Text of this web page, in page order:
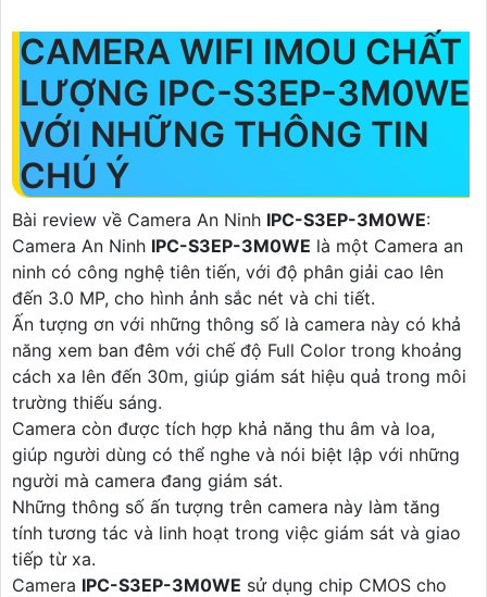
CAMERA WIFI IMOU CHẤT
LƯỢNG IPC-S3EP-3M0WE
VỚI NHỮNG THÔNG TIN
CHÚ Ý
Bài review về Camera An Ninh IPC-S3EP-3M0WE:
Camera An Ninh IPC-S3EP-3M0WE là một Camera an
ninh có công nghệ tiên tiến, với độ phân giải cao lên
đến 3.0 MP, cho hình ảnh sắc nét và chi tiết.
Ấn tượng ơn với những thông số là camera này có khả
năng xem ban đêm với chế độ Full Color trong khoảng
cách xa lên đến 30m, giúp giám sát hiệu quả trong môi
trường thiếu sáng.
Camera còn được tích hợp khả năng thu âm và loa,
giúp người dùng có thể nghe và nói biệt lập với những
người mà camera đang giám sát.
Những thông số ấn tượng trên camera này làm tăng
tính tương tác và linh hoạt trong việc giám sát và giao
tiếp từ xa.
Camera IPC-S3EP-3M0WE sử dụng chip CMOS cho